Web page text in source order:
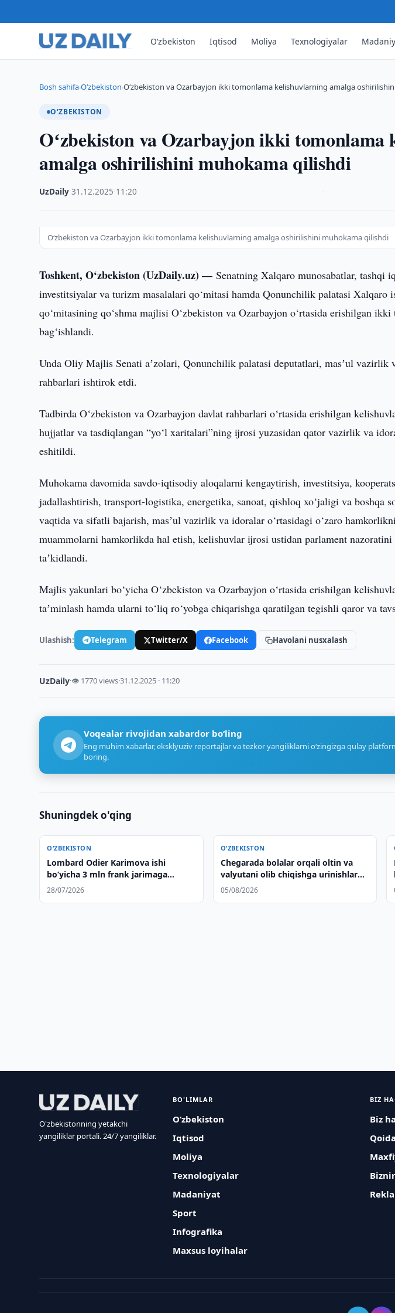
O‘zbekiston Iqtisod Moliya Texnologiyalar
Bosh sahifa›O‘zbekiston›Oʻzbekiston va Ozarbayjon ikki tomonlama kelishuvlarning amalga
O‘ZBEKISTON
Oʻzbekiston va Ozarbayjon ikki tomonlama
amalga oshirilishini muhokama qilishdi
UzDaily ·31.12.2025 11:20
Oʻzbekiston va Ozarbayjon ikki tomonlama kelishuvlarning amalga oshirilishini muhokama qilishdi
Toshkent, O‘zbekiston (UzDaily.uz) —Senatning Xalqaro munosabatlar, tashqi
investitsiyalar va turizm masalalari qo‘mitasi hamda Qonunchilik palatasi Xalqaro
qo‘mitasining qo‘shma majlisi O‘zbekiston va Ozarbayjon o‘rtasida erishilgan
bag‘ishlandi.
Unda Oliy Majlis Senati aʼzolari, Qonunchilik palatasi deputatlari, masʼul vazirlik
rahbarlari ishtirok etdi.
Tadbirda O‘zbekiston va Ozarbayjon davlat rahbarlari o‘rtasida erishilgan
hujjatlar va tasdiqlangan “yo‘l xaritalari”ning ijrosi yuzasidan qator vazirlik va
eshitildi.
Muhokama davomida savdo-iqtisodiy aloqalarni kengaytirish, investitsiya,
jadallashtirish, transport-logistika, energetika, sanoat, qishloq xo‘jaligi va boshqa
vaqtida va sifatli bajarish, masʼul vazirlik va idoralar o‘rtasidagi o‘zaro
muammolarni hamkorlikda hal etish, kelishuvlar ijrosi ustidan parlament
taʼkidlandi.
Majlis yakunlari bo‘yicha O‘zbekiston va Ozarbayjon o‘rtasida erishilgan
taʼminlash hamda ularni to‘liq ro‘yobga chiqarishga qaratilgan tegishli qaror va
Ulashish: Telegram Twitter/X Facebook Havolani nusxalash
UzDaily·👁 1770 views·31.12.2025 · 11:20
Voqealar rivojidan xabardor bo‘ling
Eng muhim xabarlar, eksklyuziv reportajlar va tezkor yangiliklarni o‘zingizga qulay
boring.
Shuningdek o'qing
O‘ZBEKISTON
Lombard Odier Karimova ishi
bo‘yicha 3 mln frank jarimaga
tortildi
28/07/2026
O‘ZBEKISTON
Chegarada bolalar orqali oltin va
valyutani olib chiqishga urinishlar
to‘xtatildi
05/08/2026
O'zbekistonning yetakchi
yangiliklar portali. 24/7 yangiliklar.
BO'LIMLAR
O‘zbekiston
Iqtisod
Moliya
Texnologiyalar
Madaniyat
Sport
Infografika
Maxsus loyihalar
BIZ
Biz